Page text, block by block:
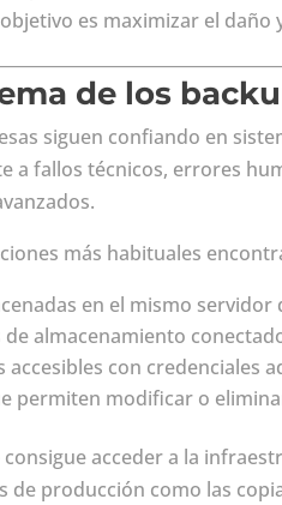
es maximizar el
de los
siguen confiando en
a fallos técnicos, errores
más habituales
en el mismo
de almacenamiento
accesibles con credenciales
permiten modificar o
consigue acceder a la
de producción como las